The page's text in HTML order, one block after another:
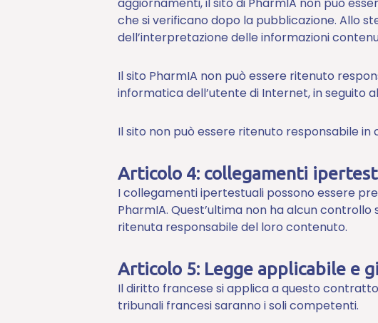
che si verificano dopo la pubblicazione. Allo
dell’interpretazione delle informazioni
Il sito PharmIA non può essere ritenuto
informatica dell’utente di Internet, in seguito
Il sito non può essere ritenuto responsabile
Articolo 4: collegamenti
I collegamenti ipertestuali possono essere
PharmIA. Quest’ultima non ha alcun
ritenuta responsabile del loro contenuto.
Articolo 5: Legge applicabile e
Il diritto francese si applica a questo
tribunali francesi saranno i soli competenti.